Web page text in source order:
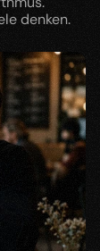
denken.